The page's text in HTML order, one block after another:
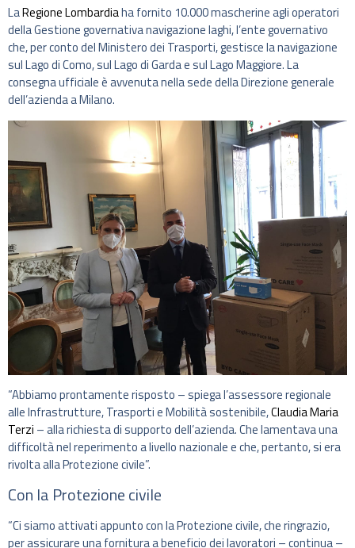
LaRegione Lombardiaha fornito 10.000 mascherine agli operatori
della Gestione governativa navigazione laghi, l’ente governativo
che, per conto del Ministero dei Trasporti, gestisce la navigazione
sul Lago di Como, sul Lago di Garda e sul Lago Maggiore. La
consegna ufficiale è avvenuta nella sede della Direzione generale
dell’azienda a Milano.
“Abbiamo prontamente risposto – spiega l’assessore regionale
alle Infrastrutture, Trasporti e Mobilità sostenibile,Claudia Maria
Terzi – alla richiesta di supporto dell’azienda. Che lamentava una
difficoltà nel reperimento a livello nazionale e che, pertanto, si era
rivolta alla Protezione civile”.
Con la Protezione civile
“Ci siamo attivati appunto con la Protezione civile, che ringrazio,
per assicurare una fornitura a beneficio dei lavoratori – continua –